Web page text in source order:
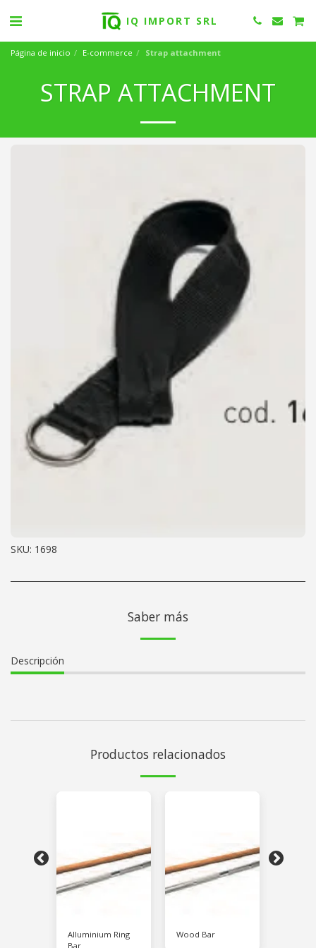
IQ IMPORT SRL
Página de inicio E-commerce Strap attachment
STRAP ATTACHMENT
SKU: 1698
Saber más
Descripción
Productos relacionados
Alluminium Ring
Bar
Wood Bar